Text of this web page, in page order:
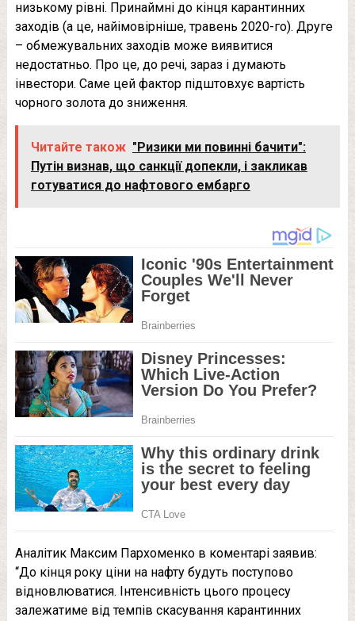
низькому рівні. Принаймні до кінця карантинних
заходів (а це, найімовірніше, травень 2020-го). Друге
– обмежувальних заходів може виявитися
недостатньо. Про це, до речі, зараз і думають
інвестори. Саме цей фактор підштовхує вартість
чорного золота до зниження.
Читайте також "Ризики ми повинні бачити":
Путін визнав, що санкції допекли, і закликав
готуватися до нафтового ембарго
Аналітик Максим Пархоменко в коментарі заявив:
“До кінця року ціни на нафту будуть поступово
відновлюватися. Інтенсивність цього процесу
залежатиме від темпів скасування карантинних